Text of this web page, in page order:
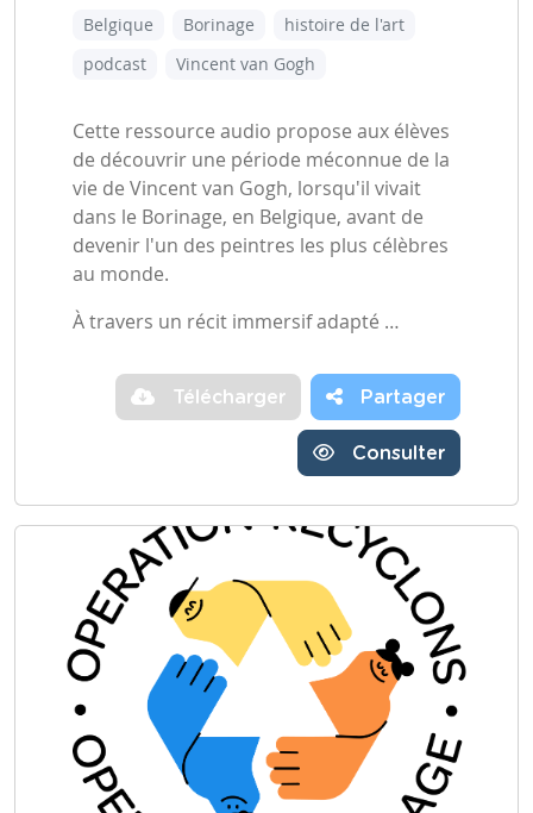
Belgique Borinage
histoire de l'art
podcast
Vincent van Gogh
Cette ressource audio propose aux élèves
de découvrir une période méconnue de la
vie de Vincent van Gogh, lorsqu'il vivait
dans le Borinage, en Belgique, avant de
devenir l'un des peintres les plus célèbres
au monde.
À travers un récit immersif adapté …
Télécharger Partager
Consulter